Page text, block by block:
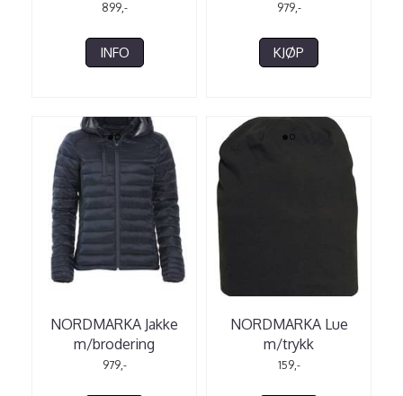
899,-
INFO
979,-
KJØP
NORDMARKA Jakke
m/brodering
979,-
NORDMARKA Lue
m/trykk
159,-